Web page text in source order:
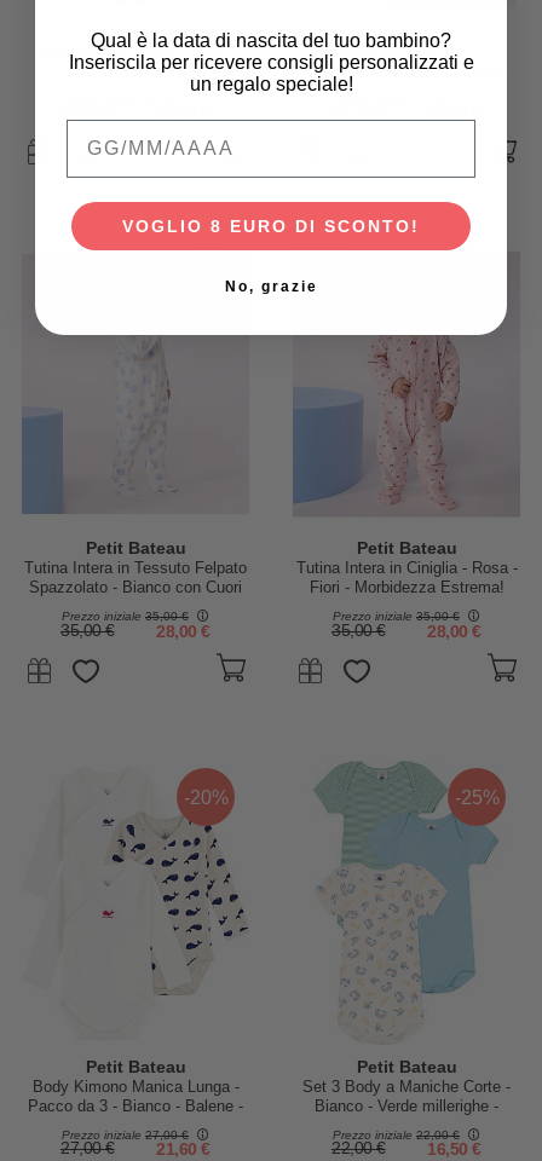
Petit Bateau
Body Manica Lunga - Rosa -
100% Cotone
Petit Bateau
Canotta - Pacco da 2 -
Bianco/Cuori - 100% Cotone
-20%
Petit Bateau
Tutina Intera in Tessuto Felpato
Spazzolato - Bianco con Cuori
Azzurri - 100% Cotone
Prezzo iniziale 35,00 €
35,00 € 28,00 €
Petit Bateau
Tutina Intera in Ciniglia - Rosa -
Fiori - Morbidezza Estrema!
Prezzo iniziale 35,00 €
35,00 € 28,00 €
-20%
Petit Bateau
Body Kimono Manica Lunga -
Pacco da 3 - Bianco - Balene -
Prezzo iniziale 27,00 €
27,00 € 21,60 €
-25%
Petit Bateau
Set 3 Body a Maniche Corte -
Bianco - Verde millerighe -
Furgoni - 100% Cotone
Prezzo iniziale 22,00 €
22,00 € 16,50 €
Qual è la data di nascita del tuo bambino?
Inseriscila per ricevere consigli personalizzati e
un regalo speciale!
VOGLIO 8 EURO DI SCONTO!
No, grazie